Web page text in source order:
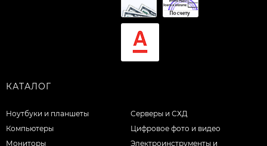
КАТАЛОГ
Ноутбуки и планшеты
Компьютеры
Мониторы
Серверы и СХД
Цифровое фото и видео
Электроинструменты и